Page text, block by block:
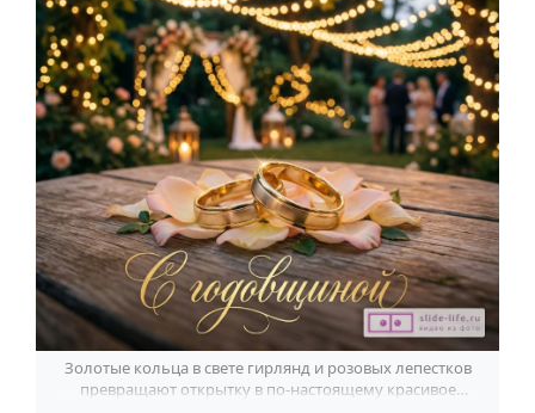
Золотые кольца в свете гирлянд и розовых лепестков
превращают открытку в по-настоящему красивое